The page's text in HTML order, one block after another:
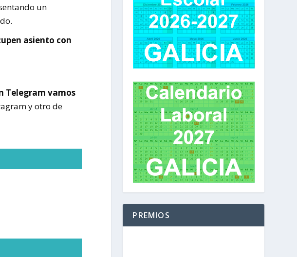
un
asiento con
Telegram vamos
y otro de
PREMIOS